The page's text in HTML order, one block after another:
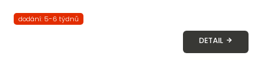
dodání: 5-6 týdnů
DETAIL